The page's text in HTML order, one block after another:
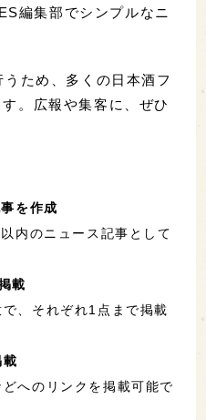
編集部でシンプルなニ
ため、多くの日本酒フ
。広報や集客に、ぜひ
を作成
内のニュース記事として
載
、それぞれ1点まで掲載
へのリンクを掲載可能で